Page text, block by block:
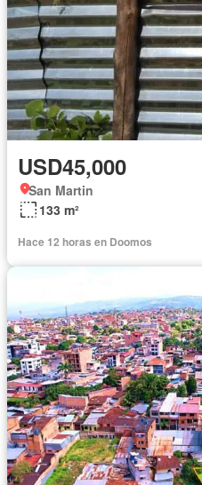
USD45,000
San Martin
133 m²
Hace 12 horas en Doomos